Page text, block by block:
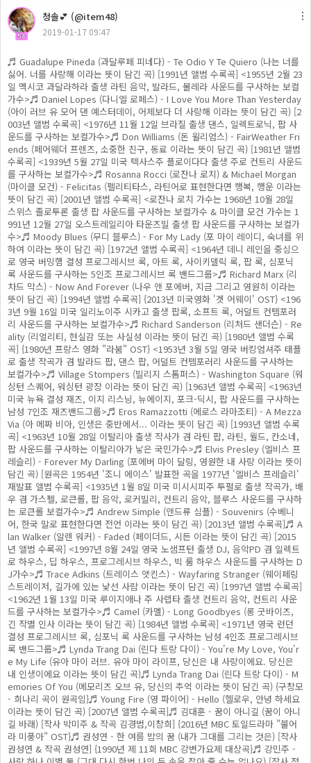
54
청솔💕 (@item48)
2019-01-17 09:47
♬ Guadalupe Pineda (과달루페 피네다) - Te Odio Y Te Quiero (나는 너를
싫어. 너를 사랑해 이라는 뜻이 담긴 곡) [1991년 앨범 수록곡] <1955년 2월 23
일 멕시코 과달라하라 출생 라틴 음악, 발라드, 볼레라 사운드를 구사하는 보컬
가수>♬ Daniel Lopes (다니엘 로페스) - I Love You More Than Yesterday
(아이 러브 유 모어 댄 예스터데이, 어제보다 더 사랑해 이라는 뜻이 담긴 곡) [2
003년 앨범 수록곡] <1976년 11월 12일 브라질 출생 댄스, 일렉트로닉, 팝 사
운드를 구사하는 보컬가수>♬ Don Williams (돈 윌리엄스) - FairWeather Fri
ends (페어웨더 프렌즈, 소중한 친구, 동료 이라는 뜻이 담긴 곡) [1981년 앨범
수록곡] <1939년 5월 27일 미국 텍사스주 플로이다다 출생 주로 컨트리 사운드
를 구사하는 보컬가수>♬ Rosanna Rocci (로잔나 로치) & Michael Morgan
(마이클 모건) - Felicitas (펠리티타스, 라틴어로 표현한다면 행복, 행운 이라는
뜻이 담긴 곡) [2001년 앨범 수록곡] <로잔나 로치 가수는 1968년 10월 28일
스위스 졸로투론 출생 팝 사운드를 구사하는 보컬가수 & 마이클 모건 가수는 1
991년 12월 27일 오스트레일리아 타운즈빌 출생 팝 사운드를 구사하는 보컬가
수>♬ Moody Blues (무디 블루스) - For My Lady (포 마이 레이디, 숙녀를 위
하여 이라는 뜻이 담긴 곡) [1972년 앨범 수록곡] <1964년 데니 레인을 중심으
로 영국 버밍햄 결성 프로그레시브 록, 아트 록, 사이키델릭 록, 팝 록, 심포닉
록 사운드를 구사하는 5인조 프로그레시브 록 밴드그룹>♬ Richard Marx (리
차드 막스) - Now And Forever (나우 앤 포에버, 지금 그리고 영원히 이라는
뜻이 담긴 곡) [1994년 앨범 수록곡] {2013년 미국영화 '겟 어웨이' OST} <196
3년 9월 16일 미국 일리노이주 시카고 출생 팝록, 소프트 록, 어덜트 컨템포러
리 사운드를 구사하는 보컬가수>♬ Richard Sanderson (리처드 샌더슨) - Re
ality (리얼리티, 현실감 또는 사실성 이라는 뜻이 담긴 곡) [1980년 앨범 수록
곡] {1980년 프랑스 영화 "라붐" OST} <1953년 3월 5일 영국 버킹엄셔주 태플
로 출생 작곡가 겸 발라드 팝, 댄스 팝, 어덜트 컨템포러리 사운드를 구사하는
보컬가수>♬ Village Stompers (빌리지 스톰퍼스) - Washington Square (워
싱턴 스퀘어, 워싱턴 광장 이라는 뜻이 담긴 곡) [1963년 앨범 수록곡] <1963년
미국 뉴욕 결성 재즈, 이지 리스닝, 뉴에이지, 포크-딕시, 팝 사운드를 구사하는
남성 7인조 재즈밴드그룹>♬ Eros Ramazzotti (에로스 라마조티) - A Mezza
Via (아 메짜 비아, 인생은 중반에서... 이라는 뜻이 담긴 곡) [1993년 앨범 수록
곡] <1963년 10월 28일 이탈리아 출생 작사가 겸 라틴 팝, 라틴, 월드, 칸소네,
팝 사운드를 구사하는 이탈리아가 낳은 국민가수>♬ Elvis Presley (엘비스 프
레슬리) - Forever My Darling (포에버 마이 달링, 영원한 내 사랑 이라는 뜻이
담긴 곡) [원곡은 1954년 '조니 에이스' 발표한 곡을 1977년 '엘비스 프레슬리'
재발표 앨범 수록곡] <1935년 1월 8일 미국 미시시피주 투펄로 출생 작곡가, 배
우 겸 가스펠, 로큰롤, 팝 음악, 로커빌리, 컨트리 음악, 블루스 사운드를 구사하
는 로큰롤 보컬가수>♬ Andrew Simple (앤드류 심플) - Souvenirs (수베니
어, 한국 말로 표현한다면 전언 이라는 뜻이 담긴 곡) [2013년 앨범 수록곡]♬ A
lan Walker (알렌 워커) - Faded (페이더드, 시든 이라는 뜻이 담긴 곡) [2015
년 앨범 수록곡] <1997년 8월 24일 영국 노샘프턴 출생 DJ, 음악PD 겸 일렉트
로 하우스, 딥 하우스, 프로그레시브 하우스, 빅 룸 하우스 사운드를 구사하는 D
J가수>♬ Trace Adkins (트레이스 앳킨스) - Wayfaring Stranger (웨이페링
스트레이저, 길가에 있는 낯선 사람 이라는 뜻이 담긴 곡) [1997년 앨범 수록곡]
<1962년 1월 13일 미국 루이지애나 주 사렙타 출생 컨트리 음악, 컨트리 사운
드를 구사하는 보컬가수>♬ Camel (카멜) - Long Goodbyes (롱 굿바이즈,
긴 작별 인사 이라는 뜻이 담긴 곡) [1984년 앨범 수록곡] <1971년 영국 런던
결성 프로그레시브 록, 심포닉 록 사운드를 구사하는 남성 4인조 프로그레시브
록 밴드그룹>♬ Lynda Trang Dai (린다 트랑 다이) - You're My Love, You'r
e My Life (유아 마이 러브. 유아 마이 라이프, 당신은 내 사랑이에요. 당신은
내 인생이에요 이라는 뜻이 담긴 곡)♬ Lynda Trang Dai (린다 트랑 다이) - M
emories Of You (메모리즈 오브 유, 당신의 추억 이라는 뜻이 담긴 곡) {구창모
- 희나리 곡이 원곡임}♬ Young Fire (영 파이어) - Hello (헬로우, 안녕 하세요
이라는 뜻이 담긴 곡) [2007년 앨범 수록곡]♬ 김대훈 - 꿈이 아니길 (꿈이 아니
길 바래) [작사 박미주 & 작곡 김경범,이창희] {2016년 MBC 토일드라마 "불어
라 미풍아" OST}♬ 권성연 - 한 여름 밤의 꿈 (내가 그대를 그리는 것은) [작사
권성연 & 작곡 권성연] {1990년 제 11회 MBC 강변가요제 대상곡}♬ 강민주 -